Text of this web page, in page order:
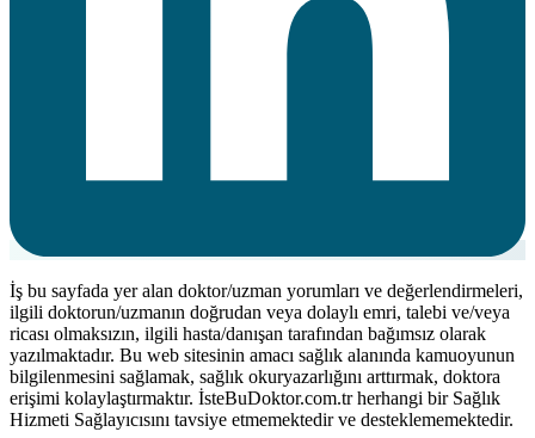
İş bu sayfada yer alan doktor/uzman yorumları ve değerlendirmeleri,
ilgili doktorun/uzmanın doğrudan veya dolaylı emri, talebi ve/veya
ricası olmaksızın, ilgili hasta/danışan tarafından bağımsız olarak
yazılmaktadır. Bu web sitesinin amacı sağlık alanında kamuoyunun
bilgilenmesini sağlamak, sağlık okuryazarlığını arttırmak, doktora
erişimi kolaylaştırmaktır. İsteBuDoktor.com.tr herhangi bir Sağlık
Hizmeti Sağlayıcısını tavsiye etmemektedir ve desteklememektedir.